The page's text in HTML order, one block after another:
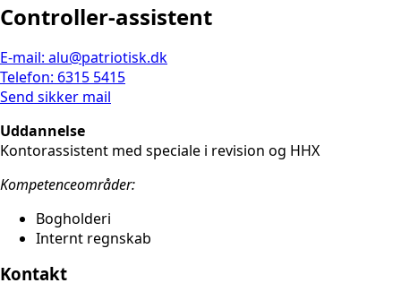
Controller-assistent
E-mail: alu@patriotisk.dk
Telefon: 6315 5415
Send sikker mail
Uddannelse
Kontorassistent med speciale i revision og HHX
Kompetenceområder:
Bogholderi
Internt regnskab
Kontakt